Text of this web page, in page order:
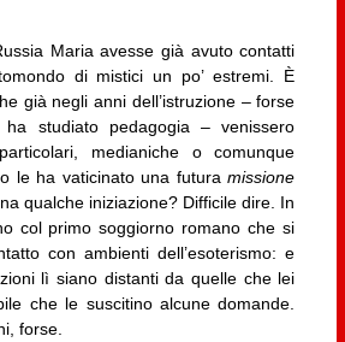
Maria avesse già avuto contatti
di mistici un po’ estremi. È
già negli anni dell’istruzione – forse
studiato pedagogia – venissero
medianiche o comunque
le ha vaticinato una futuramissione
qualche iniziazione? Difficile dire. In
col primo soggiorno romano che si
con ambienti dell’esoterismo: e
lì siano distanti da quelle che lei
che le suscitino alcune domande.
forse.